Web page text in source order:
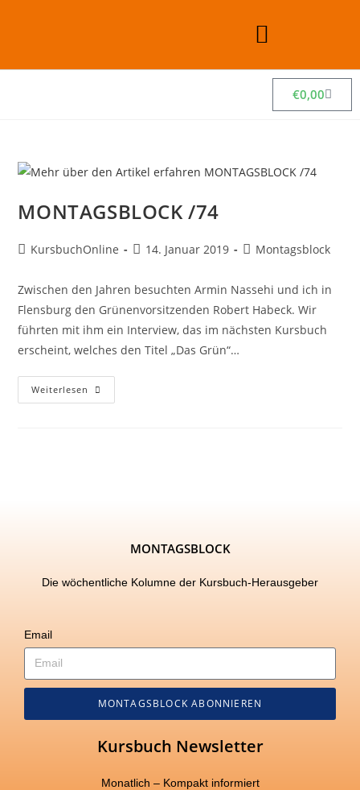
€0,00
MONTAGSBLOCK /74
KursbuchOnline 14. Januar 2019 Montagsblock
Zwischen den Jahren besuchten Armin Nassehi und ich in
Flensburg den Grünenvorsitzenden Robert Habeck. Wir
führten mit ihm ein Interview, das im nächsten Kursbuch
erscheint, welches den Titel „Das Grün“…
Weiterlesen
MONTAGSBLOCK
Die wöchentliche Kolumne der Kursbuch-Herausgeber
Email
MONTAGSBLOCK ABONNIEREN
Kursbuch Newsletter
Monatlich – Kompakt informiert